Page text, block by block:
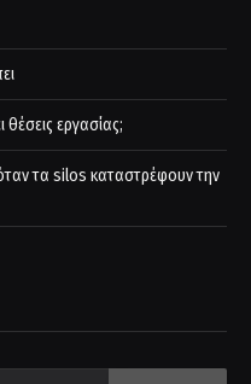
θέσεις εργασίας;
τα silos καταστρέφουν την